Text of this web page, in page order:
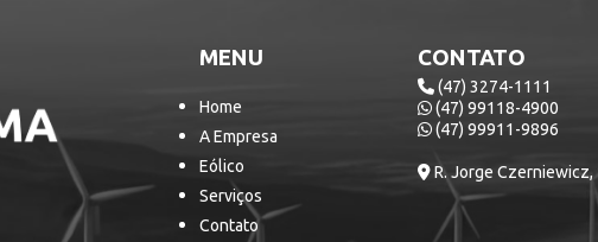
MENU
Home
A Empresa
Eólico
Serviços
Contato
CONTATO
(47) 3274-1111
(47) 99118-4900
(47) 99911-9896
R. Jorge